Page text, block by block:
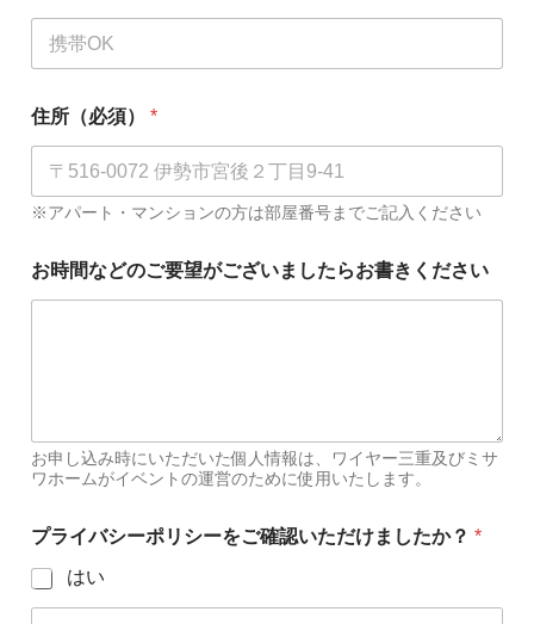
住所（必須） *
※アパート・マンションの方は部屋番号までご記入ください
お時間などのご要望がございましたらお書きください
お申し込み時にいただいた個人情報は、ワイヤー三重及びミサ
ワホームがイベントの運営のために使用いたします。
プライバシーポリシーをご確認いただけましたか？ *
はい